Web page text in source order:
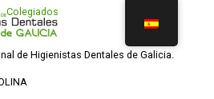
Colegiados
de Higienistas Dentales de Galicia.